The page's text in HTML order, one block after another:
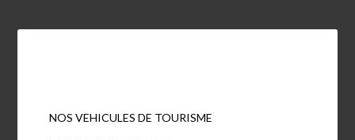
NOS VEHICULES DE TOURISME